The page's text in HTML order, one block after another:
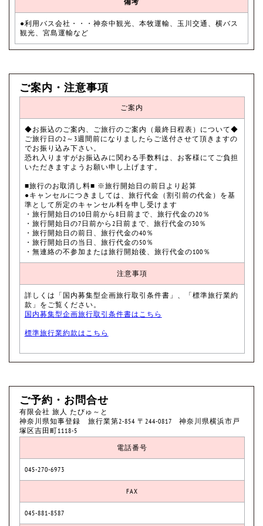
●利用バス会社・・・神奈中観光、本牧運輸、玉川交通、横バス
観光、宮島運輸など
ご案内・注意事項
ご案内
◆お振込のご案内、ご旅行のご案内（最終日程表）について◆
ご旅行日の2～3週間前になりましたらご送付させて頂きますの
でお振り込み下さい。
恐れ入りますがお振込みに関わる手数料は、お客様にてご負担
いただきますようお願い申し上げます。
■旅行のお取消し料■ ※旅行開始日の前日より起算
●キャンセルにつきましては、旅行代金（割引前の代金）を基
準として所定のキャンセル料を申し受けます
・旅行開始日の10日前から8日前まで、旅行代金の20％
・旅行開始日の7日前から2日前まで、旅行代金の30％
・旅行開始日の前日、旅行代金の40％
・旅行開始日の当日、旅行代金の50％
・無連絡の不参加または旅行開始後、旅行代金の100％
注意事項
詳しくは「国内募集型企画旅行取引条件書」、「標準旅行業約
款」をご覧ください。
国内募集型企画旅行取引条件書はこちら
標準旅行業約款はこちら
ご予約・お問合せ
有限会社 旅人 たびゅ～と
神奈川県知事登録 旅行業第2-854 〒244-0817 神奈川県横浜市戸
塚区吉田町1118-5
電話番号
045-270-6973
FAX
045-881-8587